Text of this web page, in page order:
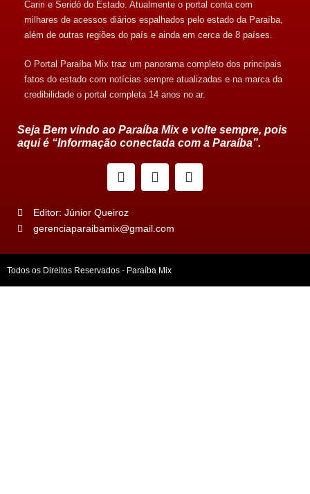
Cariri e Seridó do Estado. Atualmente o portal conta com
milhares de acessos diários espalhados pelo estado da Paraíba,
além de outras regiões do país e ainda em cerca de 8 países.
O Portal Paraíba Mix traz um panorama completo dos principais
fatos do estado com notícias sempre atualizadas e na marca da
credibilidade o portal completa 14 anos no ar.
Seja Bem vindo ao Paraíba Mix e volte sempre, pois
aqui é “Informação conectada com a Paraíba”.
Editor: Júnior Queiroz
gerenciaparaibamix@gmail.com
Todos os Direitos Reservados - Paraíba Mix